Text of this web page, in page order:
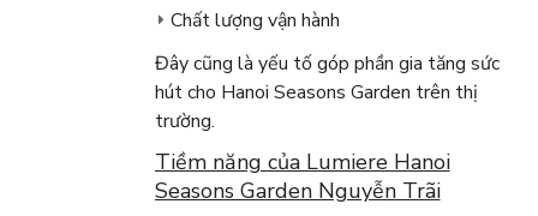
Chất lượng vận hành
Đây cũng là yếu tố góp phần gia tăng sức
hút cho Hanoi Seasons Garden trên thị
trường.
Tiềm năng của Lumiere Hanoi
Seasons Garden Nguyễn Trãi